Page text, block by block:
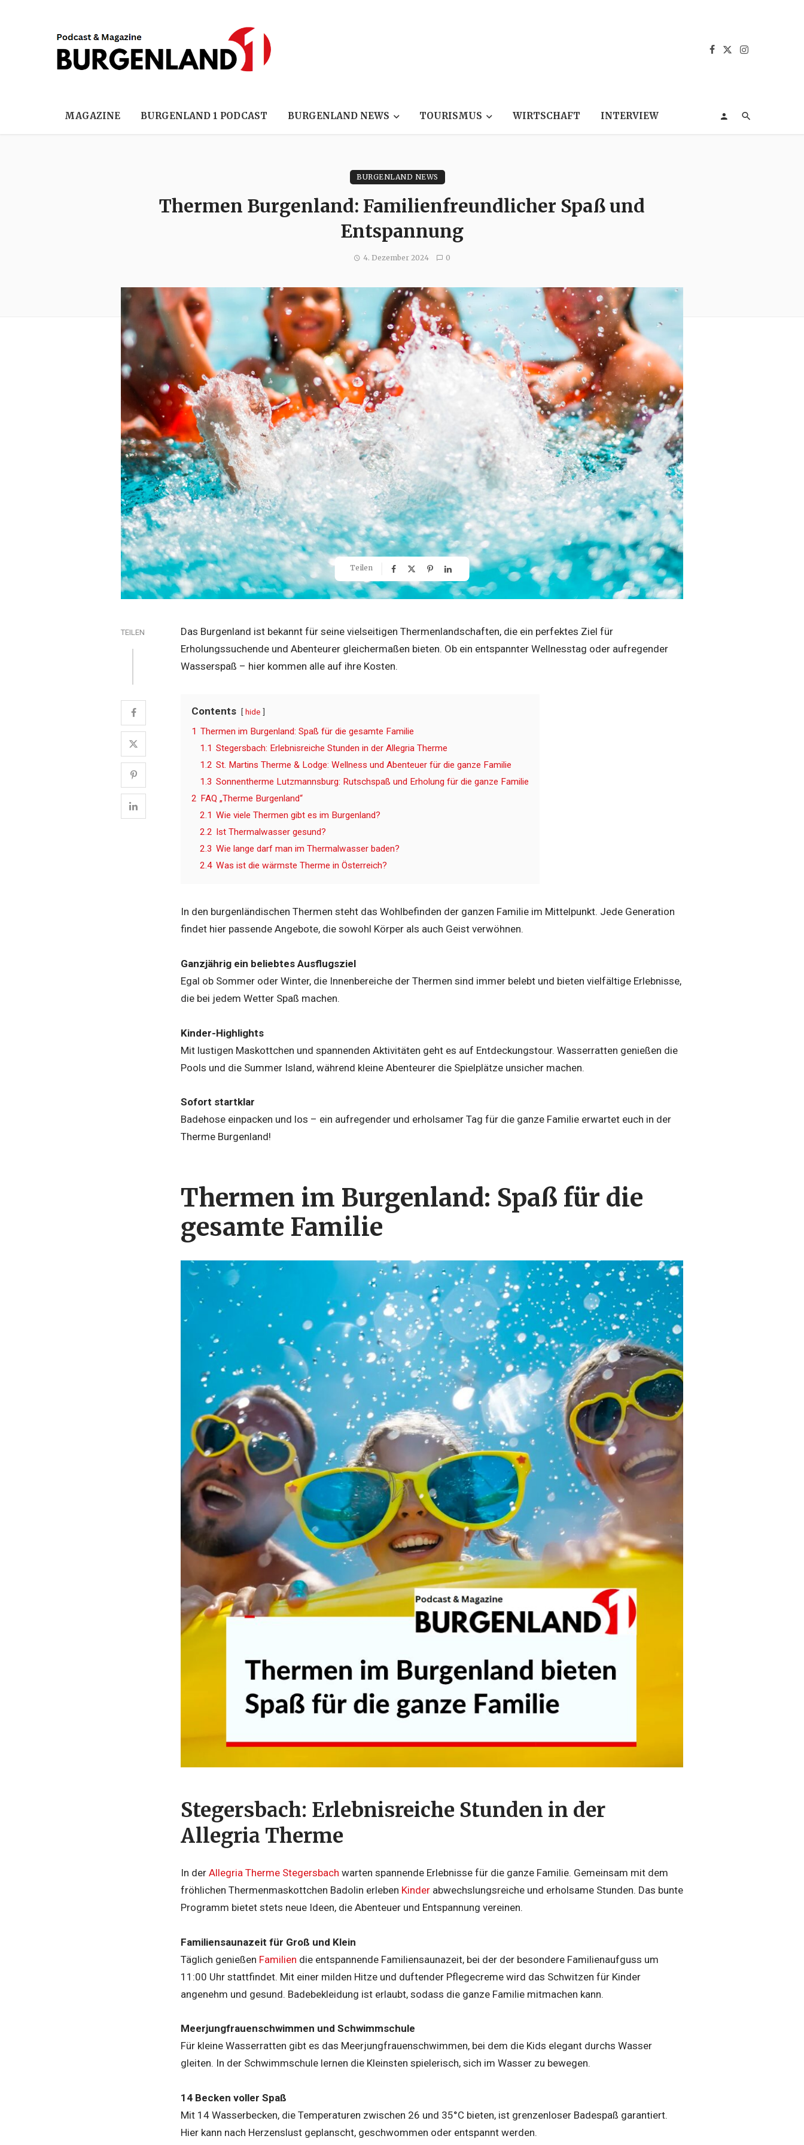
MAGAZINE BURGENLAND 1 PODCAST BURGENLAND NEWS TOURISMUS WIRTSCHAFT INTERVIEW
BURGENLAND NEWS
Thermen Burgenland: Familienfreundlicher Spaß und
Entspannung
4. Dezember 2024 0
Teilen
TEILEN
Das Burgenland ist bekannt für seine vielseitigen Thermenlandschaften, die ein perfektes Ziel für
Erholungssuchende und Abenteurer gleichermaßen bieten. Ob ein entspannter Wellnesstag oder aufregender
Wasserspaß – hier kommen alle auf ihre Kosten.
Contents hide
1 Thermen im Burgenland: Spaß für die gesamte Familie
1.1 Stegersbach: Erlebnisreiche Stunden in der Allegria Therme
1.2 St. Martins Therme & Lodge: Wellness und Abenteuer für die ganze Familie
1.3 Sonnentherme Lutzmannsburg: Rutschspaß und Erholung für die ganze Familie
2 FAQ „Therme Burgenland“
2.1 Wie viele Thermen gibt es im Burgenland?
2.2 Ist Thermalwasser gesund?
2.3 Wie lange darf man im Thermalwasser baden?
2.4 Was ist die wärmste Therme in Österreich?
In den burgenländischen Thermen steht das Wohlbefinden der ganzen Familie im Mittelpunkt. Jede Generation
findet hier passende Angebote, die sowohl Körper als auch Geist verwöhnen.
Ganzjährig ein beliebtes Ausflugsziel
Egal ob Sommer oder Winter, die Innenbereiche der Thermen sind immer belebt und bieten vielfältige Erlebnisse,
die bei jedem Wetter Spaß machen.
Kinder-Highlights
Mit lustigen Maskottchen und spannenden Aktivitäten geht es auf Entdeckungstour. Wasserratten genießen die
Pools und die Summer Island, während kleine Abenteurer die Spielplätze unsicher machen.
Sofort startklar
Badehose einpacken und los – ein aufregender und erholsamer Tag für die ganze Familie erwartet euch in der
Therme Burgenland!
Thermen im Burgenland: Spaß für die
gesamte Familie
Stegersbach: Erlebnisreiche Stunden in der
Allegria Therme
In der Allegria Therme Stegersbach warten spannende Erlebnisse für die ganze Familie. Gemeinsam mit dem
fröhlichen Thermenmaskottchen Badolin erleben Kinder abwechslungsreiche und erholsame Stunden. Das bunte
Programm bietet stets neue Ideen, die Abenteuer und Entspannung vereinen.
Familiensaunazeit für Groß und Klein
Täglich genießen Familien die entspannende Familiensaunazeit, bei der der besondere Familienaufguss um
11:00 Uhr stattfindet. Mit einer milden Hitze und duftender Pflegecreme wird das Schwitzen für Kinder
angenehm und gesund. Badebekleidung ist erlaubt, sodass die ganze Familie mitmachen kann.
Meerjungfrauenschwimmen und Schwimmschule
Für kleine Wasserratten gibt es das Meerjungfrauenschwimmen, bei dem die Kids elegant durchs Wasser
gleiten. In der Schwimmschule lernen die Kleinsten spielerisch, sich im Wasser zu bewegen.
14 Becken voller Spaß
Mit 14 Wasserbecken, die Temperaturen zwischen 26 und 35°C bieten, ist grenzenloser Badespaß garantiert.
Hier kann nach Herzenslust geplanscht, geschwommen oder entspannt werden.